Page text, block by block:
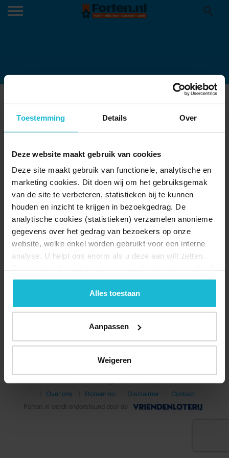
Toestemming Details Over
Deze website maakt gebruik van cookies
Deze site maakt gebruik van functionele, analytische en
marketing cookies. Dit doen wij om het gebruiksgemak
van de site te verbeteren, statistieken bij te kunnen
houden en inzicht te krijgen in bezoekgedrag. De
analytische cookies (statistieken) verzamelen anonieme
gegevens over het gedrag van bezoekers op onze
website, welke enkel worden gebruikt voor een interne
analyse. U helpt ons enorm als u deze aan wilt zetten.
geen commerciële doelstelling. U kunt deze cookies via
de knoppen accepteren, beheren of weigeren.
Alles toestaan
Aanpassen
Weigeren
© 2026 Stichting Forten Nederland
Over ons
Doneer nu Disclaimer
Contact
Forten.nl wordt ondersteund door de